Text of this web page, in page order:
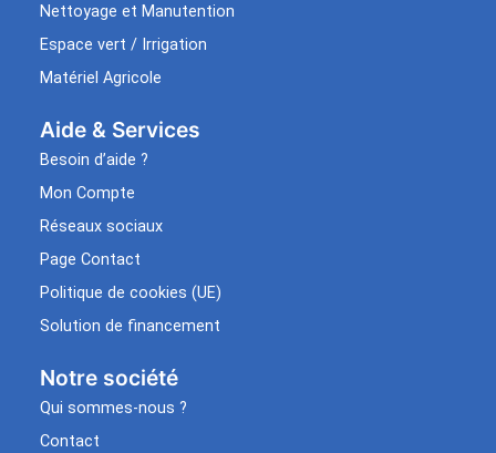
Nettoyage et Manutention
Espace vert / Irrigation
Matériel Agricole
Aide & Services​
Besoin d’aide ?
Mon Compte
Réseaux sociaux
Page Contact
Politique de cookies (UE)
Solution de financement
Notre société
Qui sommes-nous ?
Contact